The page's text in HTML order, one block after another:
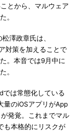
とから、マルウェア
。
澤政章氏は、
対策を加えることで
。本音では9月中に
。
は常態化している
量のiOSアプリがApp
が発覚。これまでマル
も本格的にリスクが